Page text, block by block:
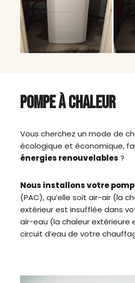
POMPE À CHALEUR
Vous cherchez un mode de
écologique et économique,
énergies renouvelables ?
Nous installons votre
(PAC), qu’elle soit air-air (la
extérieur est insufflée dans
air-eau (la chaleur extérieure
circuit d’eau de votre